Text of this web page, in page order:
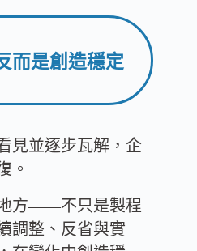
而是創造穩定
見並逐步瓦解，企
。
方——不只是製程
調整、反省與實